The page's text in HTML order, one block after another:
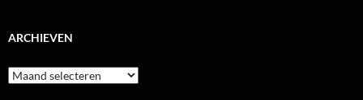
ARCHIEVEN
Archieven